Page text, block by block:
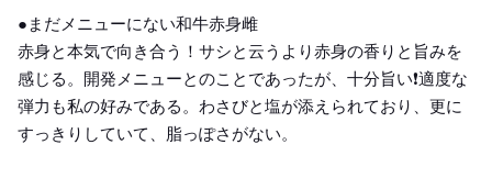
●まだメニューにない和牛赤身雌
赤身と本気で向き合う！サシと云うより赤身の香りと旨みを
感じる。開発メニューとのことであったが、十分旨い❗️適度な
弾力も私の好みである。わさびと塩が添えられており、更に
すっきりしていて、脂っぽさがない。